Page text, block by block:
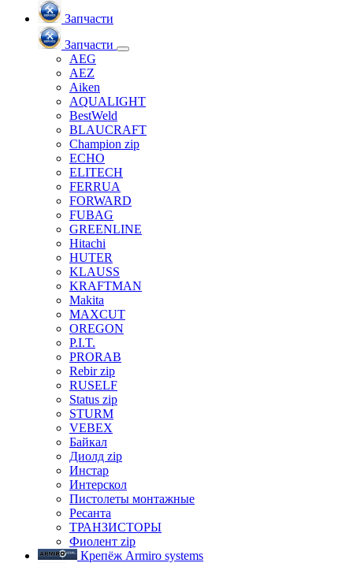
Запчасти
Запчасти
AEG
AEZ
Aiken
AQUALIGHT
BestWeld
BLAUCRAFT
Champion zip
ECHO
ELITECH
FERRUA
FORWARD
FUBAG
GREENLINE
Hitachi
HUTER
KLAUSS
KRAFTMAN
Makita
MAXCUT
OREGON
P.I.T.
PRORAB
Rebir zip
RUSELF
Status zip
STURM
VEBEX
Байкал
Диолд zip
Инстар
Интерскол
Пистолеты монтажные
Ресанта
ТРАНЗИСТОРЫ
Фиолент zip
Крепёж Armiro systems